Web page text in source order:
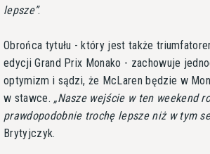
lepsze .
Obrońca tytułu - który jest także
edycji Grand Prix Monako - zachowuje
optymizm i sądzi, że McLaren będzie w
w stawce.
Nasze wejście w ten weekend
prawdopodobnie trochę lepsze niż w tym
Brytyjczyk.